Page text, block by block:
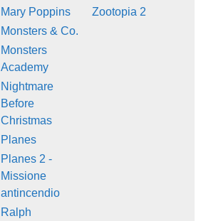
Mary Poppins
Monsters & Co.
Monsters
Academy
Nightmare
Before
Christmas
Planes
Planes 2 -
Missione
antincendio
Ralph
Zootopia 2